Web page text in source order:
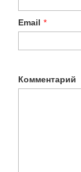
Email *
Комментарий